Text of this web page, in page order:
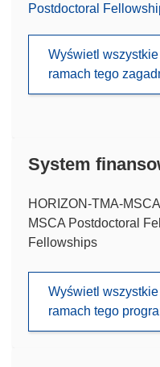
Postdoctoral
Wyświetl
ramach tego
System
HORIZON-TMA-
MSCA Postdoctoral
Fellowships
Wyświetl
ramach tego